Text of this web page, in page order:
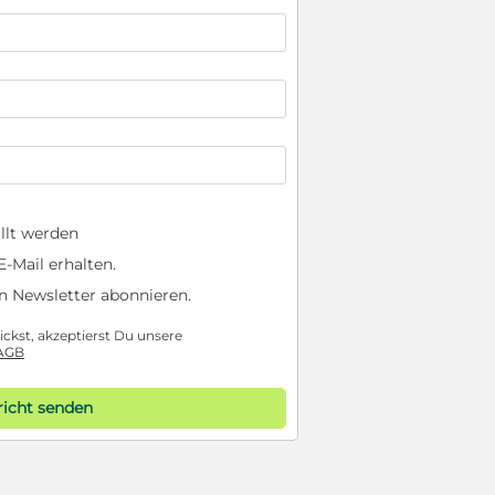
werden
Mail erhalten.
Newsletter abonnieren.
akzeptierst Du unsere
senden